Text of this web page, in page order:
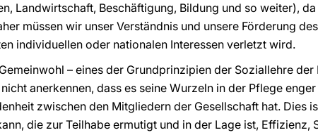
Landwirtschaft, Beschäftigung, Bildung und so weiter),
müssen wir unser Verständnis und unsere Förderung
individuellen oder nationalen Interessen verletzt wird.
– eines der Grundprinzipien der Soziallehre
anerkennen, dass es seine Wurzeln in der Pflege
zwischen den Mitgliedern der Gesellschaft hat. Dies
die zur Teilhabe ermutigt und in der Lage ist, Effizienz,